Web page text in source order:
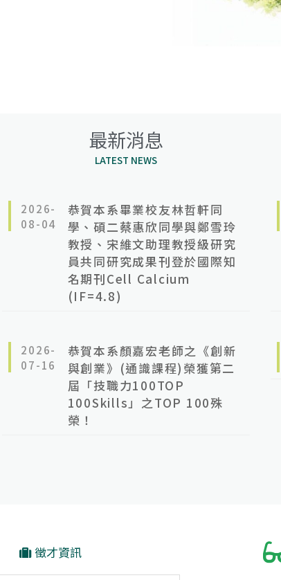
最新消息
LATEST NEWS
2026-
08-04
恭賀本系畢業校友林哲軒同
學、碩二蔡惠欣同學與鄭雪玲
教授、宋維文助理教授級研究
員共同研究成果刊登於國際知
名期刊Cell Calcium
(IF=4.8)
2026-
07-16
恭賀本系顏嘉宏老師之《創新
與創業》(通識課程)榮獲第二
屆「技職力100TOP
100Skills」之TOP 100殊
榮！
徵才資訊